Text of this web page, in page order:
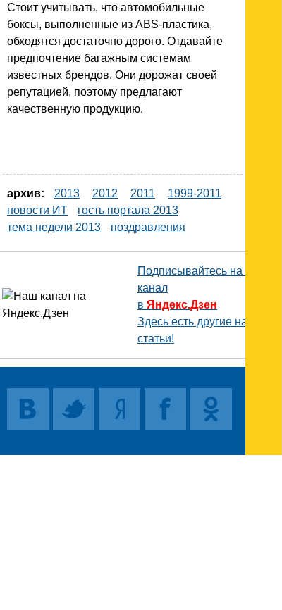
Стоит учитывать, что автомобильные
боксы, выполненные из ABS-пластика,
обходятся достаточно дорого. Отдавайте
предпочтение багажным системам
известных брендов. Они дорожат своей
репутацией, поэтому предлагают
качественную продукцию.
архив: 2013 2012 2011
1999-2011
новости ИТ
гость портала 2013
тема недели 2013
поздравления
Подписывайтесь на наш
канал
в Яндекс.Дзен
Здесь есть другие наши
статьи!